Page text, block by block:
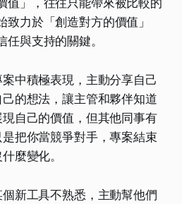
力於「創造對方的價值」
與支持的關鍵。
中積極表現，主動分享自己
的想法，讓主管和夥伴知道
自己的價值，但其他同事有
把你當競爭對手，專案結束
麼變化。
新工具不熟悉，主動幫他們